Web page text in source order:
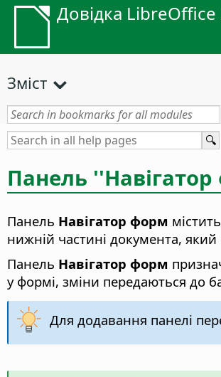
Довідка LibreOffice
Зміст
Панель
Панель Навігатор форм
нижній частині документа,
Панель Навігатор форм
у формі, зміни передаються до
Для додавання панелі